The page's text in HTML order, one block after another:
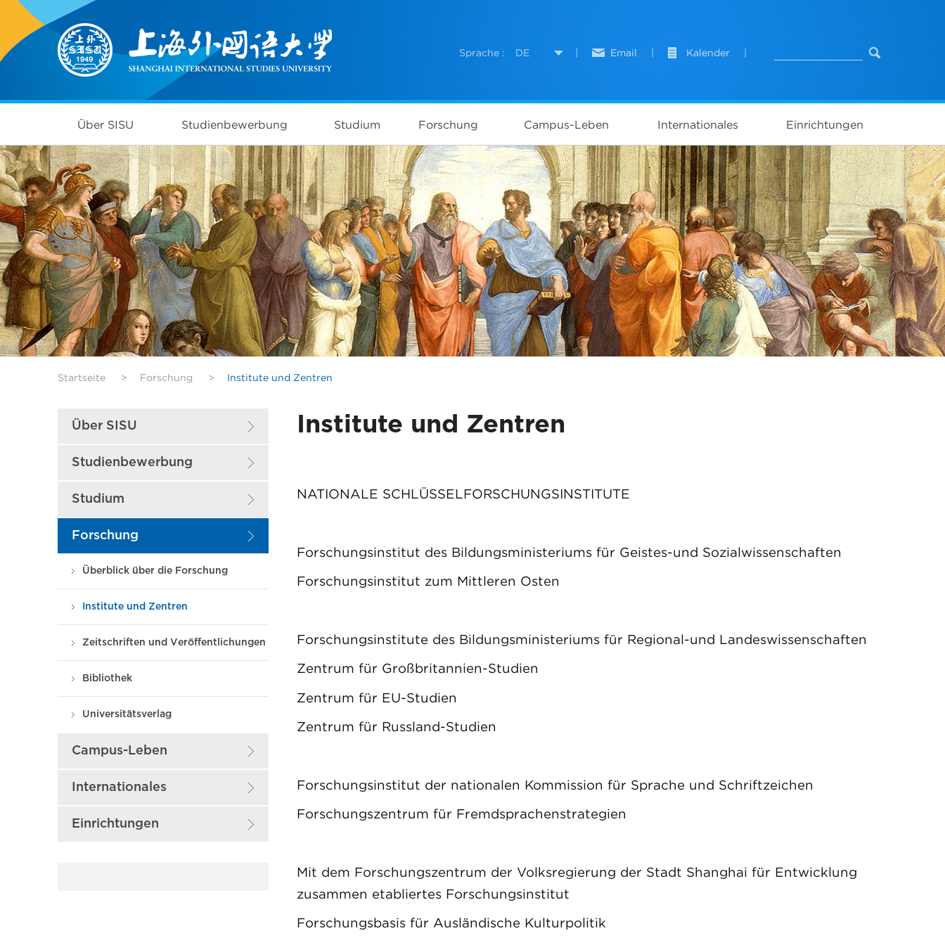
Sprache : DE Email Kalender
Über SISU Studienbewerbung Studium Forschung Campus-Leben Internationales Einrichtungen
Startseite > Forschung > Institute und Zentren
Über SISU
Studienbewerbung
Studium
Forschung
Überblick über die Forschung
Institute und Zentren
Zeitschriften und Veröffentlichungen
Bibliothek
Universitätsverlag
Campus-Leben
Internationales
Einrichtungen
Institute und Zentren
NATIONALE SCHLÜSSELFORSCHUNGSINSTITUTE
Forschungsinstitut des Bildungsministeriums für Geistes-und Sozialwissenschaften
Forschungsinstitut zum Mittleren Osten
Forschungsinstitute des Bildungsministeriums für Regional-und Landeswissenschaften
Zentrum für Großbritannien-Studien
Zentrum für EU-Studien
Zentrum für Russland-Studien
Forschungsinstitut der nationalen Kommission für Sprache und Schriftzeichen
Forschungszentrum für Fremdsprachenstrategien
Mit dem Forschungszentrum der Volksregierung der Stadt Shanghai für Entwicklung
zusammen etabliertes Forschungsinstitut
Forschungsbasis für Ausländische Kulturpolitik